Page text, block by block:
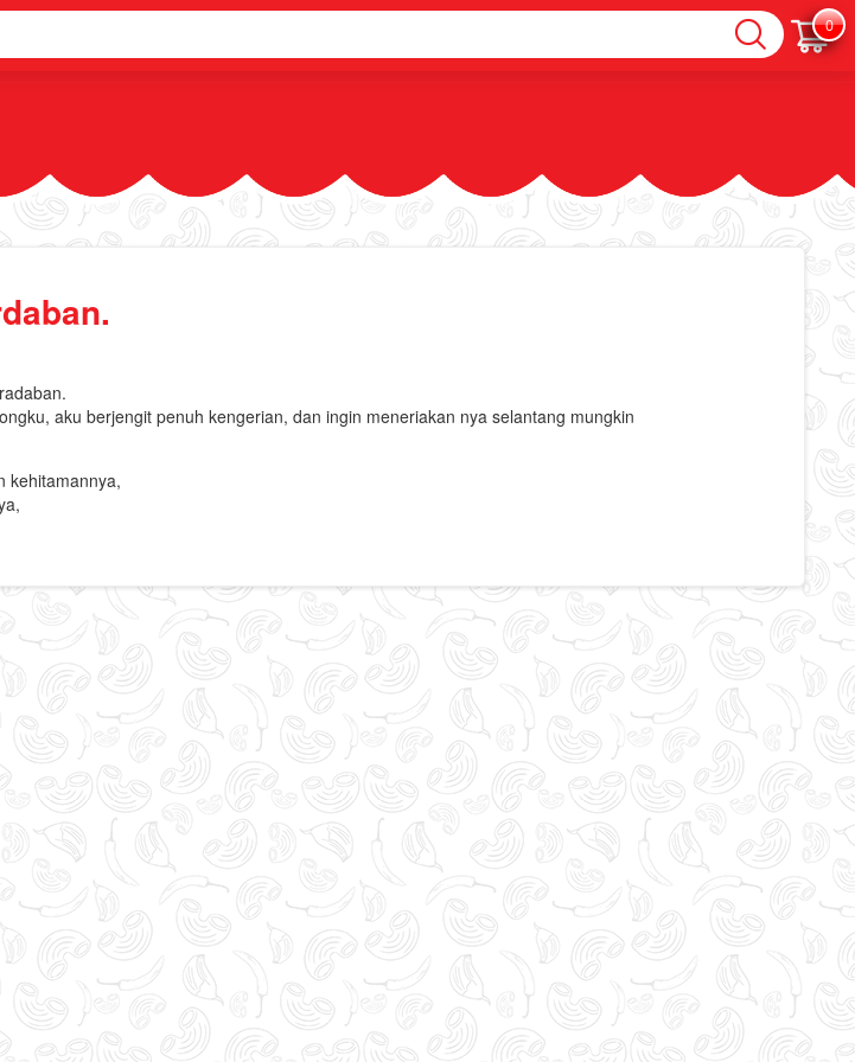
0
aku berjengit penuh kengerian, dan ingin meneriakan nya selantang mungkin
kehitamannya,